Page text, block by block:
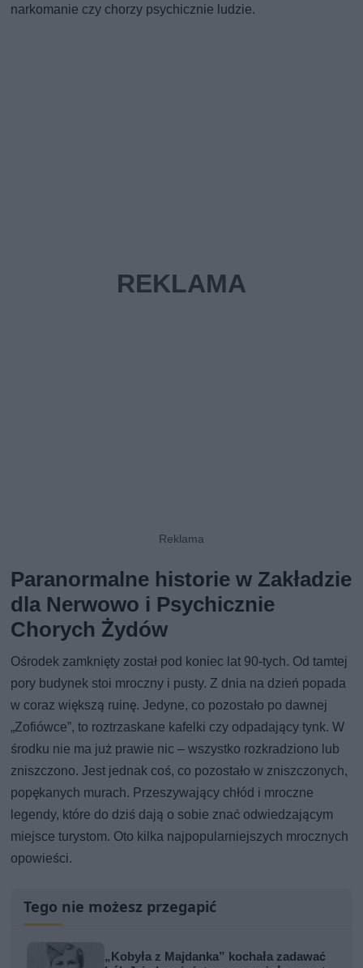
narkomanie czy chorzy psychicznie ludzie.
Paranormalne historie w Zakładzie
dla Nerwowo i Psychicznie
Chorych Żydów
Ośrodek zamknięty został pod koniec lat 90-tych. Od tamtej
pory budynek stoi mroczny i pusty. Z dnia na dzień popada
w coraz większą ruinę. Jedyne, co pozostało po dawnej
„Zofiówce”, to roztrzaskane kafelki czy odpadający tynk. W
środku nie ma już prawie nic – wszystko rozkradziono lub
zniszczono. Jest jednak coś, co pozostało w zniszczonych,
popękanych murach. Przeszywający chłód i mroczne
legendy, które do dziś dają o sobie znać odwiedzającym
miejsce turystom. Oto kilka najpopularniejszych mrocznych
opowieści.
Tego nie możesz przegapić
„Kobyła z Majdanka” kochała zadawać